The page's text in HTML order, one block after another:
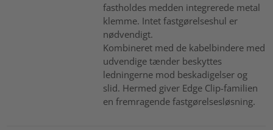
fastholdes medden integrerede metal
klemme. Intet fastgørelseshul er
nødvendigt.
Kombineret med de kabelbindere med
udvendige tænder beskyttes
ledningerne mod beskadigelser og
slid. Hermed giver Edge Clip-familien
en fremragende fastgørelsesløsning.